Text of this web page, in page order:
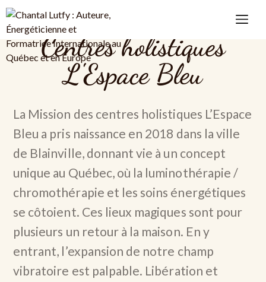
Centres holistiques
L'Espace Bleu
La Mission des centres holistiques L’Espace
Bleu a pris naissance en 2018 dans la ville
de Blainville, donnant vie à un concept
unique au Québec, où la luminothérapie /
chromothérapie et les soins énergétiques
se côtoient. Ces lieux magiques sont pour
plusieurs un retour à la maison. En y
entrant, l’expansion de notre champ
vibratoire est palpable. Libération et
VIVEZ UN SOIN COLLECTIF